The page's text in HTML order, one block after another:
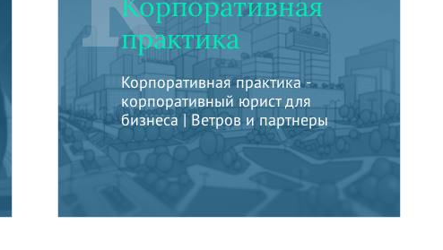
практика
Корпоративная практика -
корпоративный юрист для
бизнеса | Ветров и партнеры